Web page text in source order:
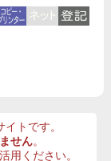
トです。
せん。
用ください。